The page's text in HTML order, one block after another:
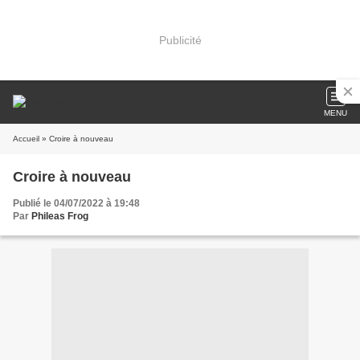
Publicité
MENU
Accueil » Croire à nouveau
Croire à nouveau
Publié le 04/07/2022 à 19:48
Par Phileas Frog